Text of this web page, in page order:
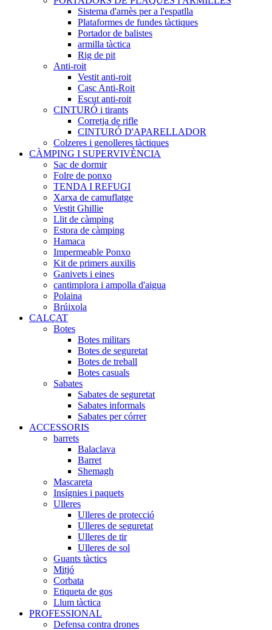
Sistema d'arnès per a l'espatlla
Plataformes de fundes tàctiques
Portador de balistes
armilla tàctica
Rig de pit
Anti-roit
Vestit anti-roit
Casc Anti-Roit
Escut anti-roit
CINTURÓ i tirants
Corretja de rifle
CINTURÓ D'APARELLADOR
Colzeres i genolleres tàctiques
CÀMPING I SUPERVIVÈNCIA
Sac de dormir
Folre de ponxo
TENDA I REFUGI
Xarxa de camuflatge
Vestit Ghillie
Llit de càmping
Estora de càmping
Hamaca
Impermeable Ponxo
Kit de primers auxilis
Ganivets i eines
cantimplora i ampolla d'aigua
Polaina
Brúixola
CALÇAT
Botes
Botes militars
Botes de seguretat
Botes de treball
Botes casuals
Sabates
Sabates de seguretat
Sabates informals
Sabates per córrer
ACCESSORIS
barrets
Balaclava
Barret
Shemagh
Mascareta
Insígnies i paquets
Ulleres
Ulleres de protecció
Ulleres de seguretat
Ulleres de tir
Ulleres de sol
Guants tàctics
Mitjó
Corbata
Etiqueta de gos
Llum tàctica
PROFESSIONAL
Defensa contra drones